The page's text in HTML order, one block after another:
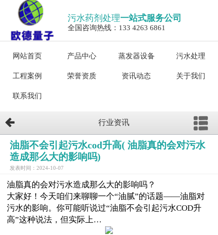
污水药剂处理一站式服务公司
全国咨询热线：133 4263 6861
网站首页 产品中心 蒸发器设备 污水处理
工程案例 荣誉资质 资讯动态 关于我们
联系我们
行业资讯
油脂不会引起污水cod升高( 油脂真的会对污水
造成那么大的影响吗)
发表时间：2024-10-07
油脂真的会对污水造成那么大的影响吗？
大家好！今天咱们来聊聊一个“油腻”的话题——油脂对
污水的影响。你可能听说过“油脂不会引起污水COD升
高”这种说法，但实际上…